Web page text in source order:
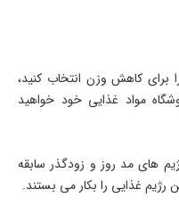
کاهش وزن انتخاب کنید،
مواد غذایی خود خواهید
های مد روز و زودگذر سابقه